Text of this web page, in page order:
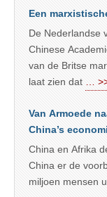
Een
De Nederlandse
Chinese
van de Britse
laat zien dat
…
Van Armoede
China’s
China en Afrika
China er de
miljoen mensen